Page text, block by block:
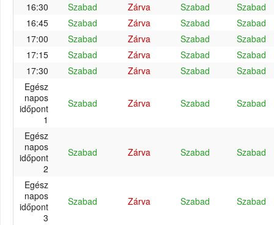
16:30 Szabad Zárva Szabad
Szabad
16:45
Szabad Zárva Szabad
Szabad
17:00
Szabad Zárva Szabad
Szabad
17:15
Szabad Zárva Szabad
Szabad
17:30
Szabad Zárva Szabad
Szabad
Egész
napos
időpont
1
Szabad Zárva Szabad Szabad
Egész
napos
időpont
2
Szabad Zárva Szabad Szabad
Egész
napos
időpont
3
Szabad Zárva Szabad Szabad